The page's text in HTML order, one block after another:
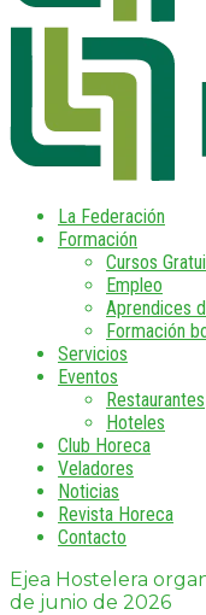
La Federación
Formación
Cursos
Empleo
Aprendices
Formación
Servicios
Eventos
Restaurantes
Hoteles
Club Horeca
Veladores
Noticias
Revista Horeca
Contacto
Ejea Hostelera
de junio de 2026